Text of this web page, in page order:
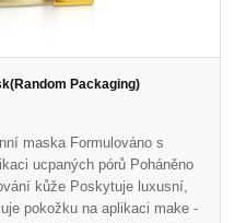
Packaging)
maska Formulováno s
ucpaných pórů Poháněno
kůže Poskytuje luxusní,
pokožku na aplikaci make -